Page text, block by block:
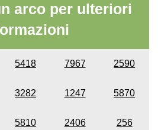
arco per ulteriori
5418 7967 2590
3282 1247 5870
5810 2406 256